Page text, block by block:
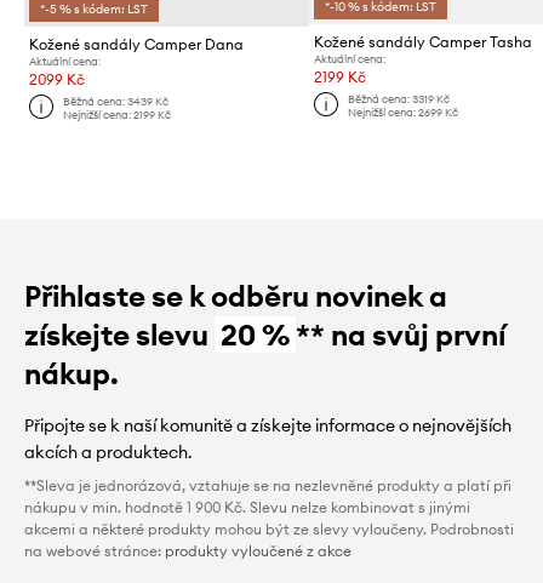
*-5 % s kódem: LST
Kožené sandály Camper Dana
Aktuální cena:
2099 Kč
Běžná cena:3439 Kč
Nejnižší cena:2199 Kč
*-10 % s kódem: LST
Kožené sandály Camper Tasha
Aktuální cena:
2199 Kč
Běžná cena: 3319 Kč
Nejnižší cena: 2699 Kč
Přihlaste se k odběru novinek a
získejte slevu 20 %** na svůj první
nákup.
Připojte se k naší komunitě a získejte informace o nejnovějších
akcích a produktech.
**Sleva je jednorázová, vztahuje se na nezlevněné produkty a platí při
nákupu v min. hodnotě 1 900 Kč. Slevu nelze kombinovat s jinými
akcemi a některé produkty mohou být ze slevy vyloučeny. Podrobnosti
na webové stránce: produkty vyloučené z akce